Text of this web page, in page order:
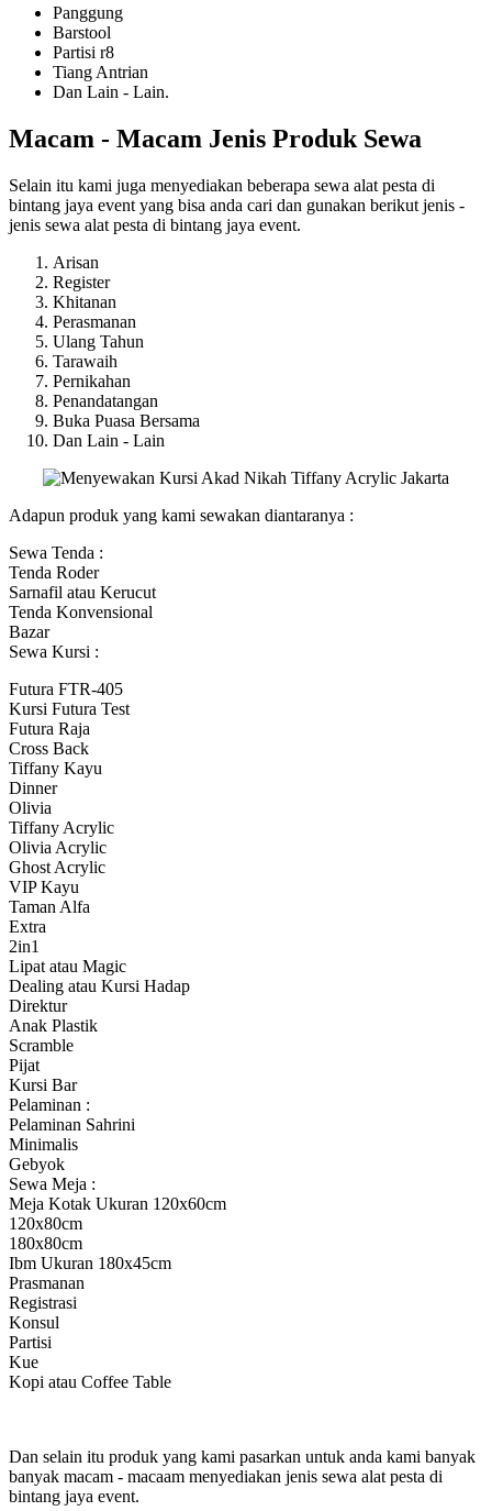
Panggung
Barstool
Partisi r8
Tiang Antrian
Dan Lain - Lain.
Macam - Macam Jenis Produk Sewa
Selain itu kami juga menyediakan beberapa sewa alat pesta di
bintang jaya event yang bisa anda cari dan gunakan berikut jenis -
jenis sewa alat pesta di bintang jaya event.
Arisan
Register
Khitanan
Perasmanan
Ulang Tahun
Tarawaih
Pernikahan
Penandatangan
Buka Puasa Bersama
Dan Lain - Lain
Adapun produk yang kami sewakan diantaranya :
Sewa Tenda :
Tenda Roder
Sarnafil atau Kerucut
Tenda Konvensional
Bazar
Sewa Kursi :
Futura FTR-405
Kursi Futura Test
Futura Raja
Cross Back
Tiffany Kayu
Dinner
Olivia
Tiffany Acrylic
Olivia Acrylic
Ghost Acrylic
VIP Kayu
Taman Alfa
Extra
2in1
Lipat atau Magic
Dealing atau Kursi Hadap
Direktur
Anak Plastik
Scramble
Pijat
Kursi Bar
Pelaminan :
Pelaminan Sahrini
Minimalis
Gebyok
Sewa Meja :
Meja Kotak Ukuran 120x60cm
120x80cm
180x80cm
Ibm Ukuran 180x45cm
Prasmanan
Registrasi
Konsul
Partisi
Kue
Kopi atau Coffee Table
Dan selain itu produk yang kami pasarkan untuk anda kami banyak
banyak macam - macaam menyediakan jenis sewa alat pesta di
bintang jaya event.